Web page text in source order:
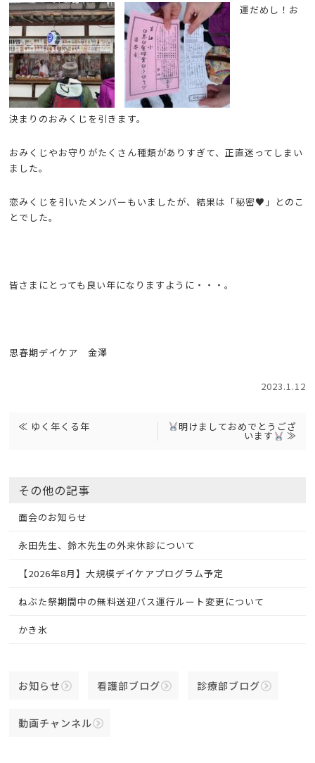
運だめし！お
決まりのおみくじを引きます。
おみくじやお守りがたくさん種類がありすぎて、正直迷ってしまい
ました。
恋みくじを引いたメンバーもいましたが、結果は「秘密♥」とのこ
とでした。
皆さまにとっても良い年になりますように・・・。
思春期デイケア 金澤
2023.1.12
≪ ゆく年くる年 明けましておめでとうござ
います ≫
その他の記事
面会のお知らせ
永田先生、鈴木先生の外来休診について
【2026年8月】大規模デイケアプログラム予定
ねぶた祭期間中の無料送迎バス運行ルート変更について
かき氷
お知らせ 看護部ブログ 診療部ブログ
動画チャンネル